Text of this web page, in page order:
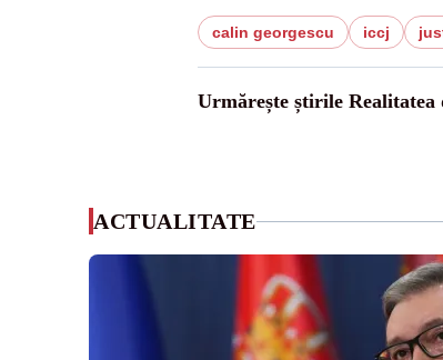
calin georgescu iccj
Urmărește știrile Realitatea
ACTUALITATE